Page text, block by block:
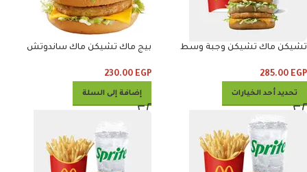
تشيكن ماك تشيكن وجبة وسط
285.00 EGP
تحديد أحد الخيارات
بيج ماك تشيكن ماك ساندوتش
230.00 EGP
إضافة إلى السلة